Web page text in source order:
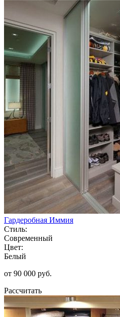
Гардеробная Иммия
Стиль:
Современный
Цвет:
Белый
от 90 000 руб.
Рассчитать